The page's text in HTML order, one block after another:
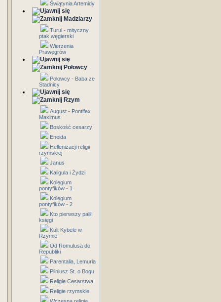
Świątynia Artemidy
Madziarzy
Turul - mityczny
ptak węgierski
Wierzenia
Prawęgrów
Połowcy
Połowcy - Baba ze
Stadnicy
Rzym
August - Pontifex
Maximus
Boskość cesarzy
Eneida
Hellenizacji religii
rzymskiej
Janus
Kaligula i Żydzi
Kolegium
pontyfików - 1
Kolegium
pontyfików - 2
Kto pierwszy palił
księgi
Kult Kybele w
Rzymie
Od Romulusa do
Republiki
Parentalia, Lemuria
Pliniusz St. o Bogu
Religie Cesarstwa
Religie rzymskie